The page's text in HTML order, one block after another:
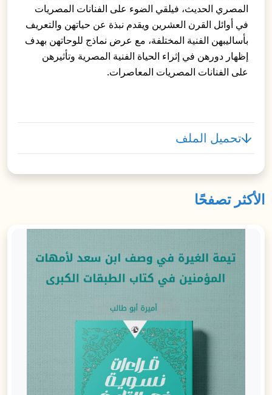
المصري الحديث، فيلقي الضوء على الفنانات المصريات
في أوائل القرن العشرين ويقدم نبذة عن حياتهن والتعريف
بأساليبهن الفنية المختلفة، مع عرض نماذج للوحاتهن بهدف
إظهار دورهن في إثراء الحياة الفنية المصرية وتأثيرهن
على الفنانات المصريات المعاصرات.
تحميل الملف
الأكثر تصفحًا